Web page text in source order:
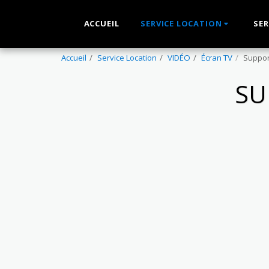
ACCUEIL SERVICE LOCATION
Accueil Service Location VIDÉO Écran TV